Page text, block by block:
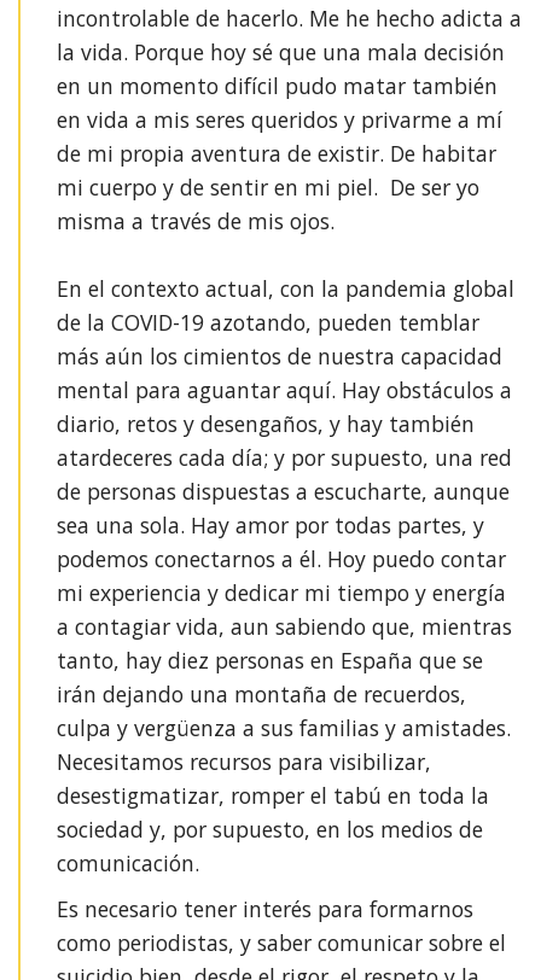
incontrolable de hacerlo. Me he hecho adicta a
la vida. Porque hoy sé que una mala decisión
en un momento difícil pudo matar también
en vida a mis seres queridos y privarme a mí
de mi propia aventura de existir. De habitar
mi cuerpo y de sentir en mi piel. De ser yo
misma a través de mis ojos. ⁣
En el contexto actual, con la pandemia global
de la COVID-19 azotando, pueden temblar
más aún los cimientos de nuestra capacidad
mental para aguantar aquí. Hay obstáculos a
diario, retos y desengaños, y hay también
atardeceres cada día; y por supuesto, una red
de personas dispuestas a escucharte, aunque
sea una sola. Hay amor por todas partes, y
podemos conectarnos a él. Hoy puedo contar
mi experiencia y dedicar mi tiempo y energía
a contagiar vida, aun sabiendo que, mientras
tanto, hay diez personas en España que se
irán dejando una montaña de recuerdos,
culpa y vergüenza a sus familias y amistades.
Necesitamos recursos para visibilizar,
desestigmatizar, romper el tabú en toda la
sociedad y, por supuesto, en los medios de
comunicación.
Es necesario tener interés para formarnos
como periodistas, y saber comunicar sobre el